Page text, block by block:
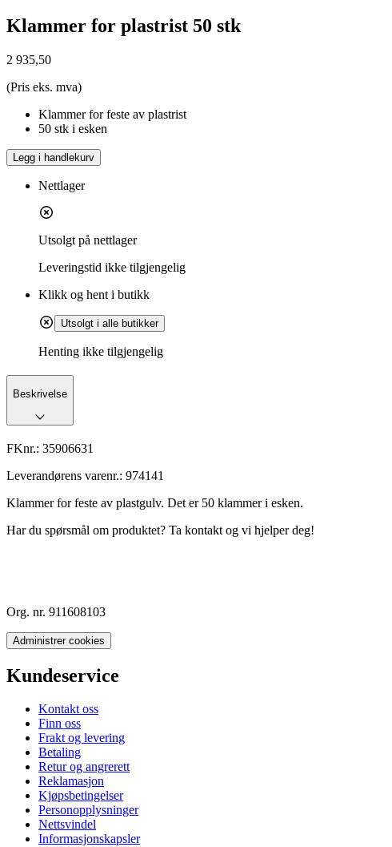
Klammer for plastrist 50 stk
2 935,50
(Pris eks. mva)
Klammer for feste av plastrist
50 stk i esken
Legg i handlekurv
Nettlager
Utsolgt på nettlager
Leveringstid ikke tilgjengelig
Klikk og hent i butikk
Utsolgt i alle butikker
Henting ikke tilgjengelig
Beskrivelse
FKnr.: 35906631
Leverandørens varenr.: 974141
Klammer for feste av plastgulv. Det er 50 klammer i esken.
Har du spørsmål om produktet? Ta kontakt og vi hjelper deg!
Org. nr. 911608103
Administrer cookies
Kundeservice
Kontakt oss
Finn oss
Frakt og levering
Betaling
Retur og angrerett
Reklamasjon
Kjøpsbetingelser
Personopplysninger
Nettsvindel
Informasjonskapsler